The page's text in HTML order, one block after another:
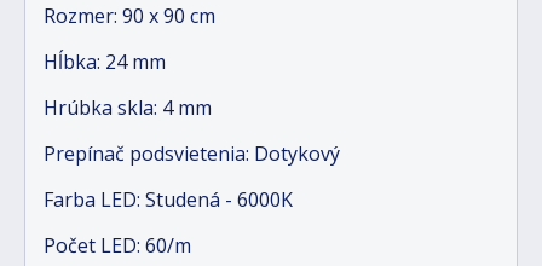
Rozmer: 90 x 90 cm
Hĺbka: 24 mm
Hrúbka skla: 4 mm
Prepínač podsvietenia: Dotykový
Farba LED: Studená - 6000K
Počet LED: 60/m